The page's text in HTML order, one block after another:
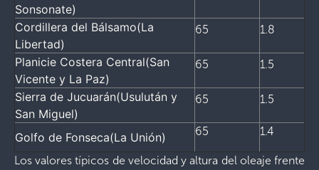
Sonsonate)
Cordillera del Bálsamo(La
Libertad)
65 1.8
Planicie Costera Central(San
Vicente y La Paz)
65 1.5
Sierra de Jucuarán(Usulután y
San Miguel)
65 1.5
Golfo de Fonseca(La Unión) 65 1.4
Los valores típicos de velocidad y altura del oleaje frente